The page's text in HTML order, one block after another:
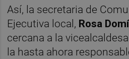
Así, la secretaria de
Ejecutiva local, Rosa
cercana a la vicealcaldesa
la hasta ahora